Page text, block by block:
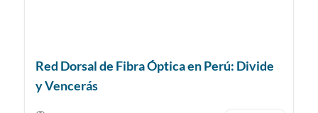
Red Dorsal de Fibra Óptica en Perú: Divide
y Vencerás